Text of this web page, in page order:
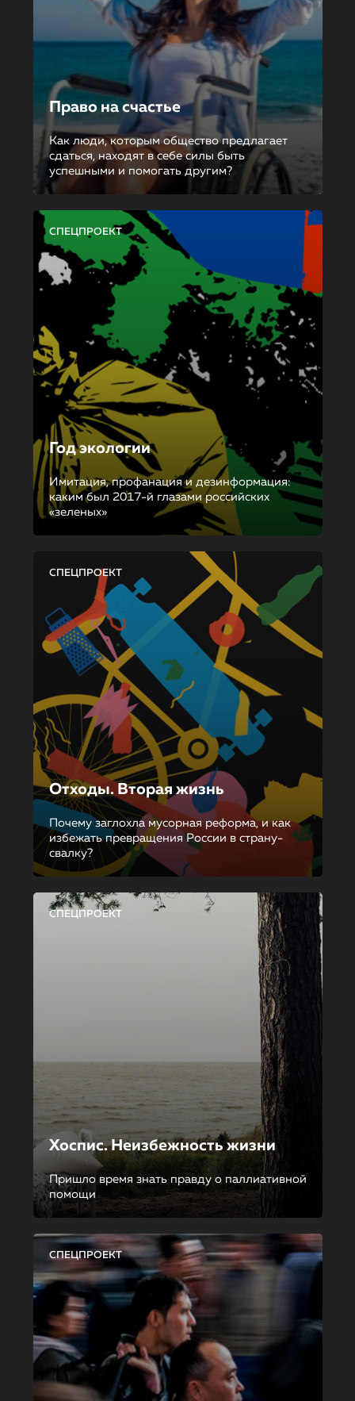
Право на счастье
Как люди, которым общество предлагает
сдаться, находят в себе силы быть
успешными и помогать другим?
СПЕЦПРОЕКТ
Год экологии
Имитация, профанация и дезинформация:
каким был 2017-й глазами российских
«зеленых»
СПЕЦПРОЕКТ
Отходы. Вторая жизнь
Почему заглохла мусорная реформа, и как
избежать превращения России в страну-
свалку?
СПЕЦПРОЕКТ
Хоспис. Неизбежность жизни
Пришло время знать правду о паллиативной
помощи
СПЕЦПРОЕКТ